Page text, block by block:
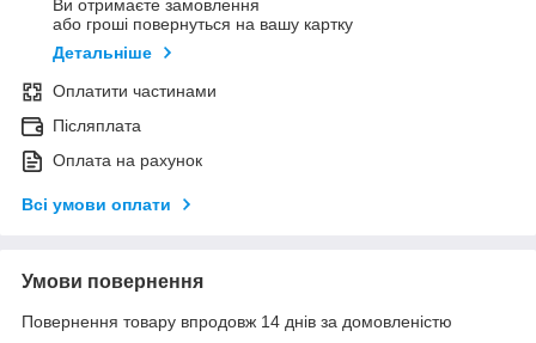
Ви отримаєте замовлення
або гроші повернуться на вашу картку
Детальніше
Оплатити частинами
Післяплата
Оплата на рахунок
Всі умови оплати
Умови повернення
Повернення товару впродовж 14 днів за домовленістю